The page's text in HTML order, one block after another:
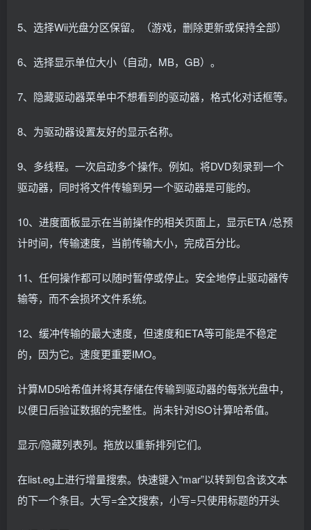
5、选择Wii光盘分区保留。（游戏，删除更新或保持全部）
6、选择显示单位大小（自动，MB，GB）。
7、隐藏驱动器菜单中不想看到的驱动器，格式化对话框等。
8、为驱动器设置友好的显示名称。
9、多线程。一次启动多个操作。例如。将DVD刻录到一个
驱动器，同时将文件传输到另一个驱动器是可能的。
10、进度面板显示在当前操作的相关页面上，显示ETA /总预
计时间，传输速度，当前传输大小，完成百分比。
11、任何操作都可以随时暂停或停止。安全地停止驱动器传
输等，而不会损坏文件系统。
12、缓冲传输的最大速度，但速度和ETA等可能是不稳定
的，因为它。速度更重要IMO。
计算MD5哈希值并将其存储在传输到驱动器的每张光盘中，
以便日后验证数据的完整性。尚未针对ISO计算哈希值。
显示/隐藏列表列。拖放以重新排列它们。
在list.eg上进行增量搜索。快速键入“mar”以转到包含该文本
的下一个条目。大写=全文搜索，小写=只使用标题的开头